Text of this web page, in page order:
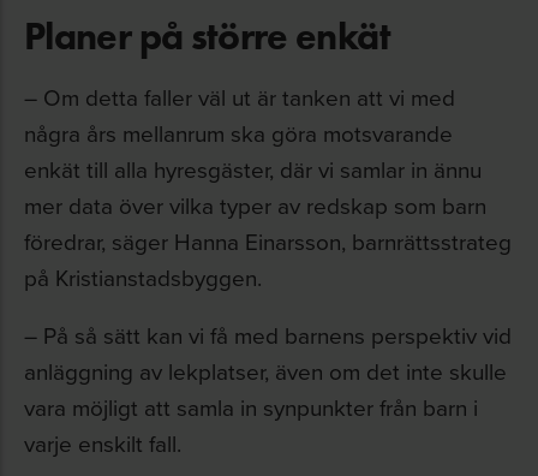
Planer på större enkät
– Om detta faller väl ut är tanken att vi med
några års mellanrum ska göra motsvarande
enkät till alla hyresgäster, där vi samlar in ännu
mer data över vilka typer av redskap som barn
föredrar, säger Hanna Einarsson, barnrättsstrateg
på Kristianstadsbyggen.
– På så sätt kan vi få med barnens perspektiv vid
anläggning av lekplatser, även om det inte skulle
vara möjligt att samla in synpunkter från barn i
varje enskilt fall.